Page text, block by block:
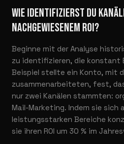
WIE IDENTIFIZIERST DU
NACHGEWIESENEM ROI?
Beginne mit der Analyse
zu identifizieren, die konstant
Beispiel stellte ein Konto, mit
zusammenarbeiteten, fest,
nur zwei Kanälen stammten:
Mail-Marketing. Indem sie sich
leistungsstarken Bereiche
sie ihren ROI um 30 % im